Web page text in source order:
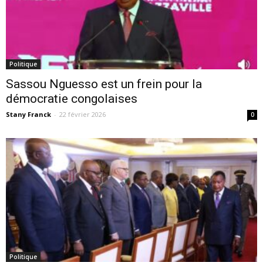
Politique
Sassou Nguesso est un frein pour la
démocratie congolaises
Stany Franck - 22 février 2026 0
Politique